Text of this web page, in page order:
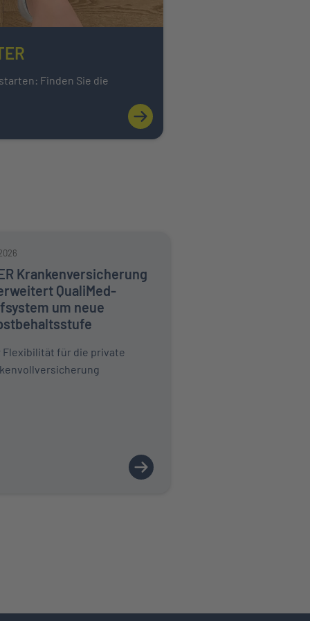
Finden Sie die
Mehr über Karriere bei der INTER
Krankenversicherung
QualiMed-
um neue
Flexibilität für die private